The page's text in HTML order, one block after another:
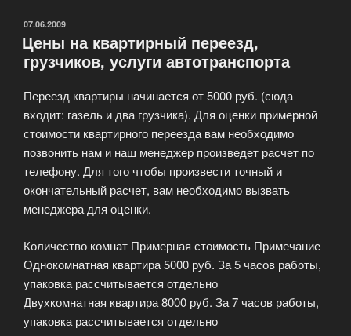
ОПУБЛИКОВАНО
07.06.2009
Цены на квартирный переезд,
грузчиков, услуги автотранспорта
Переезд квартиры начинается от 5000 руб. (сюда
входит: газель и два грузчика). Для оценки примерной
стоимости квартирного переезда вам необходимо
позвонить нам и наш менеджер произведет расчет по
телефону. Для того чтобы произвести точный и
окончательный расчет, вам необходимо вызвать
менеджера для оценки.
Количество комнат Примерная стоимость Примечание
Однокомнатная квартира 5000 руб. За 5 часов работы,
упаковка рассчитывается отдельно
Двухкомнатная квартира 8000 руб. За 7 часов работы,
упаковка рассчитывается отдельно